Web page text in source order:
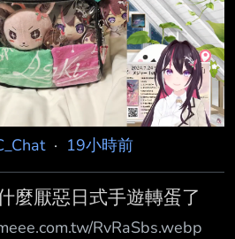
然後機率性發動的主動技真的
10P * 100樓 感謝各位~ 不發
youtu.be/5WdqnMWJKtk?
xok93dT.png ht
· 19小時前
麼厭惡日式手遊轉蛋了
RvRaSbs.webp